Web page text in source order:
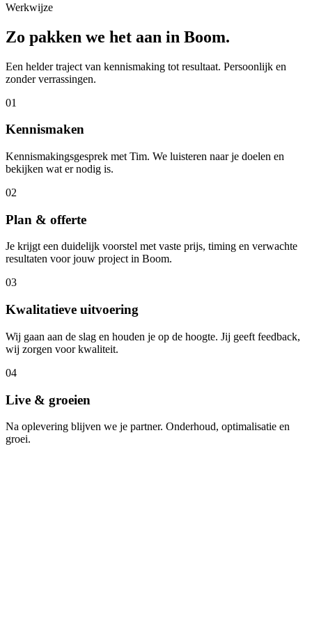
Werkwijze
Zo pakken we het aan in Boom.
Een helder traject van kennismaking tot resultaat. Persoonlijk en
zonder verrassingen.
01
Kennismaken
Kennismakingsgesprek met Tim. We luisteren naar je doelen en
bekijken wat er nodig is.
02
Plan & offerte
Je krijgt een duidelijk voorstel met vaste prijs, timing en verwachte
resultaten voor jouw project in Boom.
03
Kwalitatieve uitvoering
Wij gaan aan de slag en houden je op de hoogte. Jij geeft feedback,
wij zorgen voor kwaliteit.
04
Live & groeien
Na oplevering blijven we je partner. Onderhoud, optimalisatie en
groei.